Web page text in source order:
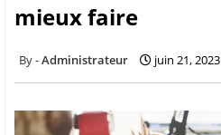
mieux faire
Administrateur juin 21, 2023